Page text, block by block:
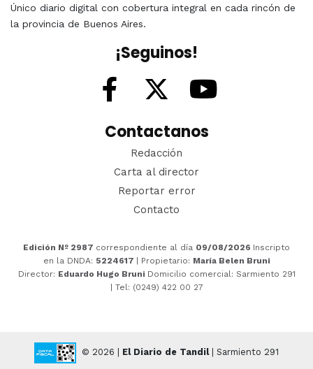
Único diario digital con cobertura integral en cada rincón de
la provincia de Buenos Aires.
¡Seguinos!
Contactanos
Redacción
Carta al director
Reportar error
Contacto
Edición Nº 2987 correspondiente al día 09/08/2026 Inscripto
en la DNDA: 5224617 | Propietario: María Belen Bruni
Director: Eduardo Hugo Bruni Domicilio comercial: Sarmiento 291
| Tel: (0249) 422 00 27
© 2026 | El Diario de Tandil| Sarmiento 291